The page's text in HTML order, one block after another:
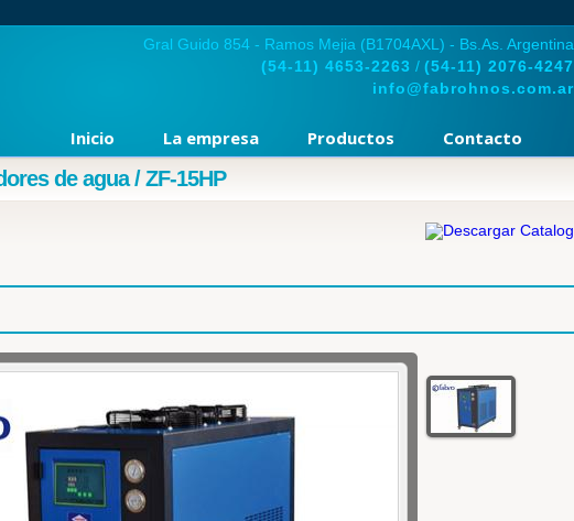
Gral Guido 854 - Ramos Mejia (B1704AXL) - Bs.As. Argentina
(54-11) 4653-2263 / (54-11) 2076-4247
info@fabrohnos.com.ar
Inicio La empresa Productos Contacto
de agua / ZF-15HP